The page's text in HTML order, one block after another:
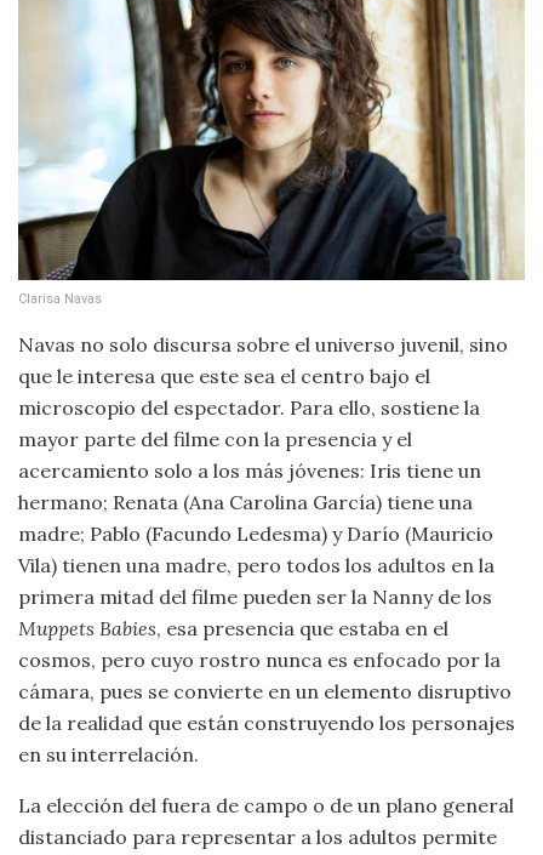
Clarisa Navas
Navas no solo discursa sobre el universo juvenil, sino
que le interesa que este sea el centro bajo el
microscopio del espectador. Para ello, sostiene la
mayor parte del filme con la presencia y el
acercamiento solo a los más jóvenes: Iris tiene un
hermano; Renata (Ana Carolina García) tiene una
madre; Pablo (Facundo Ledesma) y Darío (Mauricio
Vila) tienen una madre, pero todos los adultos en la
primera mitad del filme pueden ser la Nanny de los
Muppets Babies, esa presencia que estaba en el
cosmos, pero cuyo rostro nunca es enfocado por la
cámara, pues se convierte en un elemento disruptivo
de la realidad que están construyendo los personajes
en su interrelación.
La elección del fuera de campo o de un plano general
distanciado para representar a los adultos permite